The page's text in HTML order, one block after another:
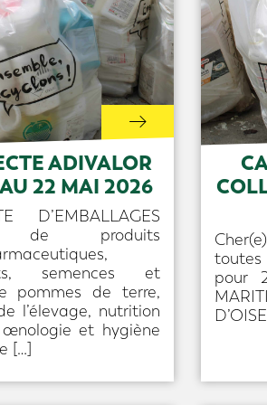
ADIVALOR
22 MAI 2026
D’EMBALLAGES
de produits
semences et
pommes de terre,
l’élevage, nutrition
et hygiène
[…]
pour